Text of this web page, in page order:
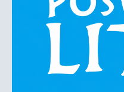
Sport
Kultura
Crna